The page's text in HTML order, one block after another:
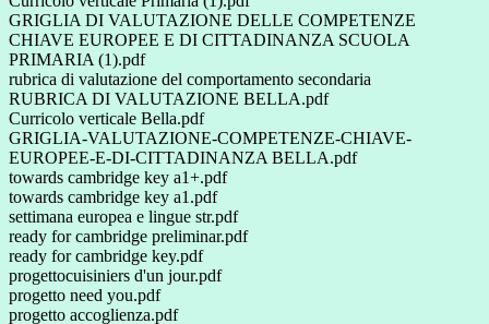
GRIGLIA DI VALUTAZIONE DELLE COMPETENZE
CHIAVE EUROPEE E DI CITTADINANZA SCUOLA
PRIMARIA (1).pdf
rubrica di valutazione del comportamento secondaria
RUBRICA DI VALUTAZIONE BELLA.pdf
Curricolo verticale Bella.pdf
GRIGLIA-VALUTAZIONE-COMPETENZE-CHIAVE-
EUROPEE-E-DI-CITTADINANZA BELLA.pdf
towards cambridge key a1+.pdf
towards cambridge key a1.pdf
settimana europea e lingue str.pdf
ready for cambridge preliminar.pdf
ready for cambridge key.pdf
progettocuisiniers d'un jour.pdf
progetto need you.pdf
progetto accoglienza.pdf